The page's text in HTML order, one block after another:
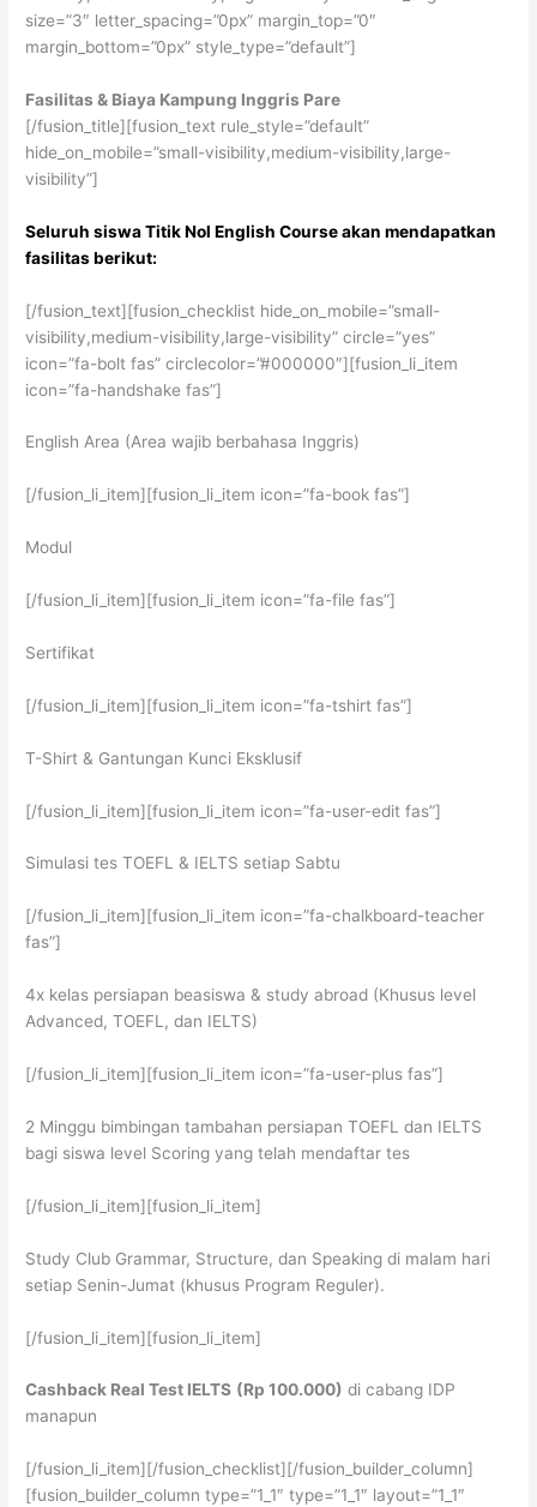
size=”3″ letter_spacing=”0px” margin_top=”0″
margin_bottom=”0px” style_type=”default”]
Fasilitas & Biaya Kampung Inggris Pare
[/fusion_title][fusion_text rule_style=”default”
hide_on_mobile=”small-visibility,medium-visibility,large-
visibility”]
Seluruh siswa Titik Nol English Course akan mendapatkan
fasilitas berikut:
[/fusion_text][fusion_checklist hide_on_mobile=”small-
visibility,medium-visibility,large-visibility” circle=”yes”
icon=”fa-bolt fas” circlecolor=”#000000″][fusion_li_item
icon=”fa-handshake fas”]
English Area (Area wajib berbahasa Inggris)
[/fusion_li_item][fusion_li_item icon=”fa-book fas”]
Modul
[/fusion_li_item][fusion_li_item icon=”fa-file fas”]
Sertifikat
[/fusion_li_item][fusion_li_item icon=”fa-tshirt fas”]
T-Shirt & Gantungan Kunci Eksklusif
[/fusion_li_item][fusion_li_item icon=”fa-user-edit fas”]
Simulasi tes TOEFL & IELTS setiap Sabtu
[/fusion_li_item][fusion_li_item icon=”fa-chalkboard-teacher
fas”]
4x kelas persiapan beasiswa & study abroad (Khusus level
Advanced, TOEFL, dan IELTS)
[/fusion_li_item][fusion_li_item icon=”fa-user-plus fas”]
2 Minggu bimbingan tambahan persiapan TOEFL dan IELTS
bagi siswa level Scoring yang telah mendaftar tes
[/fusion_li_item][fusion_li_item]
Study Club Grammar, Structure, dan Speaking di malam hari
setiap Senin-Jumat (khusus Program Reguler).
[/fusion_li_item][fusion_li_item]
Cashback Real Test IELTS (Rp 100.000) di cabang IDP
manapun
[/fusion_li_item][/fusion_checklist][/fusion_builder_column]
[fusion_builder_column type=”1_1″ type=”1_1″ layout=”1_1″